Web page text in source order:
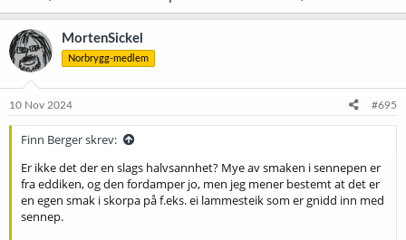
MortenSickel
Norbrygg-medlem
10 Nov 2024 #695
Finn Berger skrev:
Er ikke det der en slags halvsannhet? Mye av smaken i sennepen er
fra eddiken, og den fordamper jo, men jeg mener bestemt at det er
en egen smak i skorpa på f.eks. ei lammesteik som er gnidd inn med
sennep.